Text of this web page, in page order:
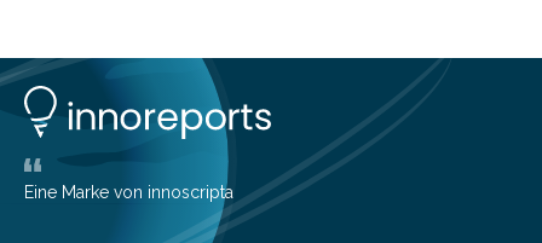
Dokumente wie zum Beispiel Präsentationen, Verträge,
Kalkulationen, Software-Designs und technische
Zeichnungen gemeinsam in Echtzeit betrachten und
bearbeiten.
Eine Marke von innoscripta